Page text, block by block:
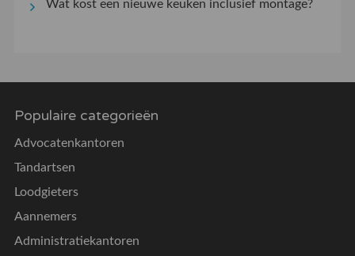
Wat kost een nieuwe keuken inclusief montage?
Populaire categorieën
Advocatenkantoren
Tandartsen
Loodgieters
Aannemers
Administratiekantoren